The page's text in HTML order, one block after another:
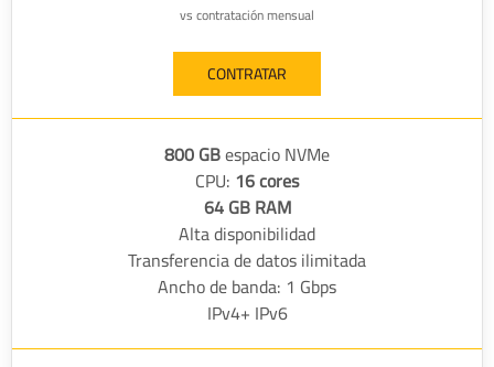
vs contratación mensual
CONTRATAR
800 GBespacio NVMe
CPU: 16 cores
64 GB RAM
Alta disponibilidad
Transferencia de datos ilimitada
Ancho de banda: 1 Gbps
IPv4+ IPv6